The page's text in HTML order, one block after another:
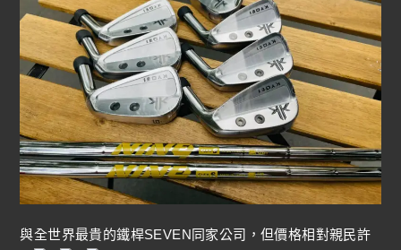
與全世界最貴的鐵桿SEVEN同家公司，但價格相對親民許